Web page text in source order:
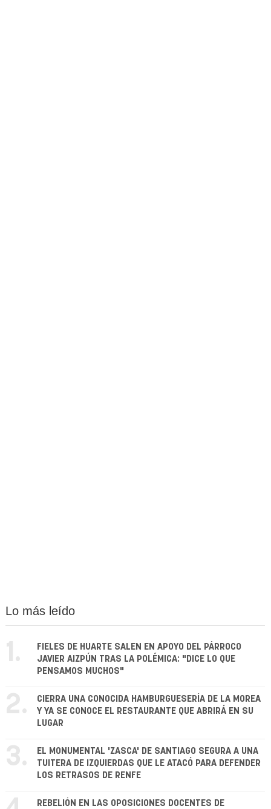
Lo más leído
1.
FIELES DE HUARTE SALEN EN APOYO DEL PÁRROCO
JAVIER AIZPÚN TRAS LA POLÉMICA: "DICE LO QUE
PENSAMOS MUCHOS"
2.
CIERRA UNA CONOCIDA HAMBURGUESERÍA DE LA MOREA
Y YA SE CONOCE EL RESTAURANTE QUE ABRIRÁ EN SU
LUGAR
3.
EL MONUMENTAL 'ZASCA' DE SANTIAGO SEGURA A UNA
TUITERA DE IZQUIERDAS QUE LE ATACÓ PARA DEFENDER
LOS RETRASOS DE RENFE
REBELIÓN EN LAS OPOSICIONES DOCENTES DE